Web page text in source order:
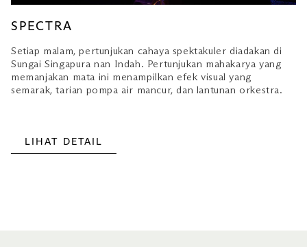
SPECTRA
Setiap malam, pertunjukan cahaya spektakuler diadakan di
Sungai Singapura nan Indah. Pertunjukan mahakarya yang
memanjakan mata ini menampilkan efek visual yang
semarak, tarian pompa air mancur, dan lantunan orkestra.
LIHAT DETAIL